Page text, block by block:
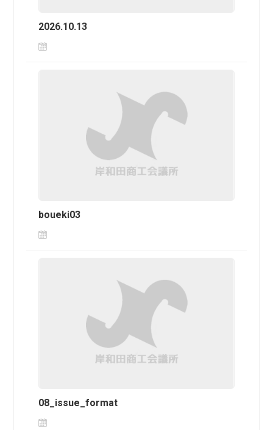
2026.10.13
boueki03
08_issue_format